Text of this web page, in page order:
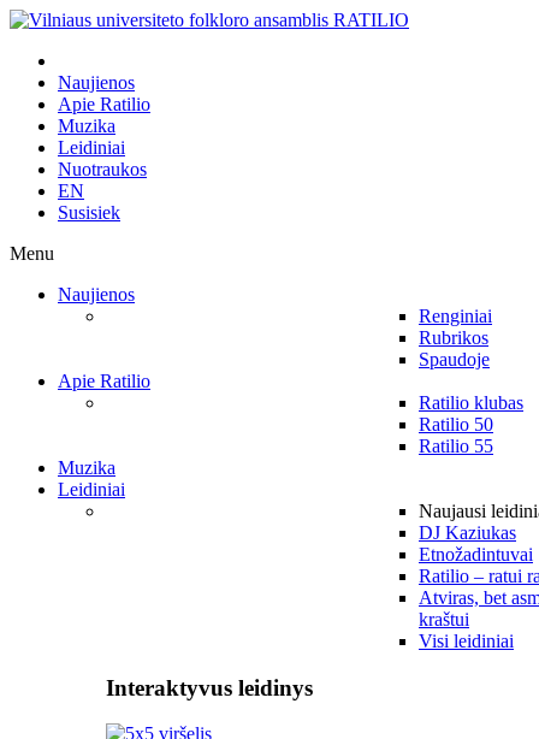
Naujienos
Apie Ratilio
Muzika
Leidiniai
Nuotraukos
EN
Susisiek
Menu
Naujienos
Renginiai
Rubrikos
Spaudoje
Apie Ratilio
Ratilio klubas
Ratilio 50
Ratilio 55
Muzika
Leidiniai
Naujausi
DJ Kaziukas
Etnožadintuvai
Ratilio – ratui
Atviras, bet
kraštui
Visi leidiniai
Interaktyvus leidinys